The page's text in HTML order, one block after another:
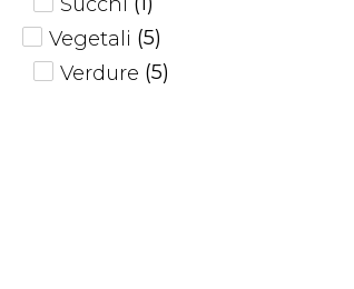
Vegetali (5)
Verdure (5)